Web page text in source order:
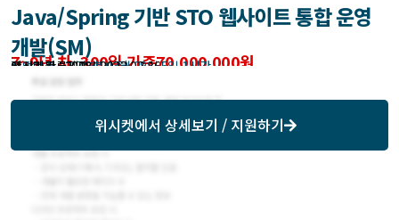
Java/Spring 기반 STO 웹사이트 통합 운영
개발(SM)
7~9년 차, 300일 기준70,000,000원
작업방식 : 기간제(상주)
모집기한 : 2022년 02월 28일 5일 1시간
예상기간 : 300일
위시켓등록일자 : 2022.02.16.
위시켓에서 상세보기 / 지원하기